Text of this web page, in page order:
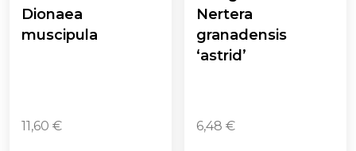
Dionaea
muscipula
11,60 €
Nertera
granadensis
‘astrid’
6,48€